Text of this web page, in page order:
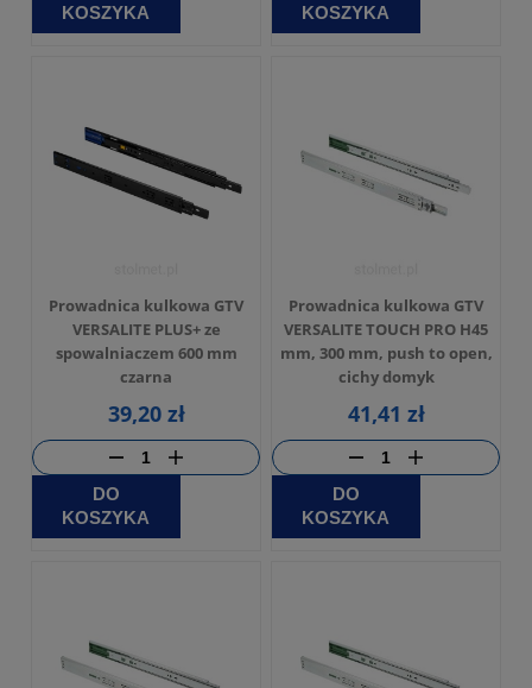
KOSZYKA
KOSZYKA
Prowadnica kulkowa GTV
VERSALITE PLUS+ ze
spowalniaczem 600 mm
czarna
39,20 zł
DO
KOSZYKA
Prowadnica kulkowa GTV
VERSALITE TOUCH PRO H45
mm, 300 mm, push to open,
cichy domyk
41,41 zł
DO
KOSZYKA